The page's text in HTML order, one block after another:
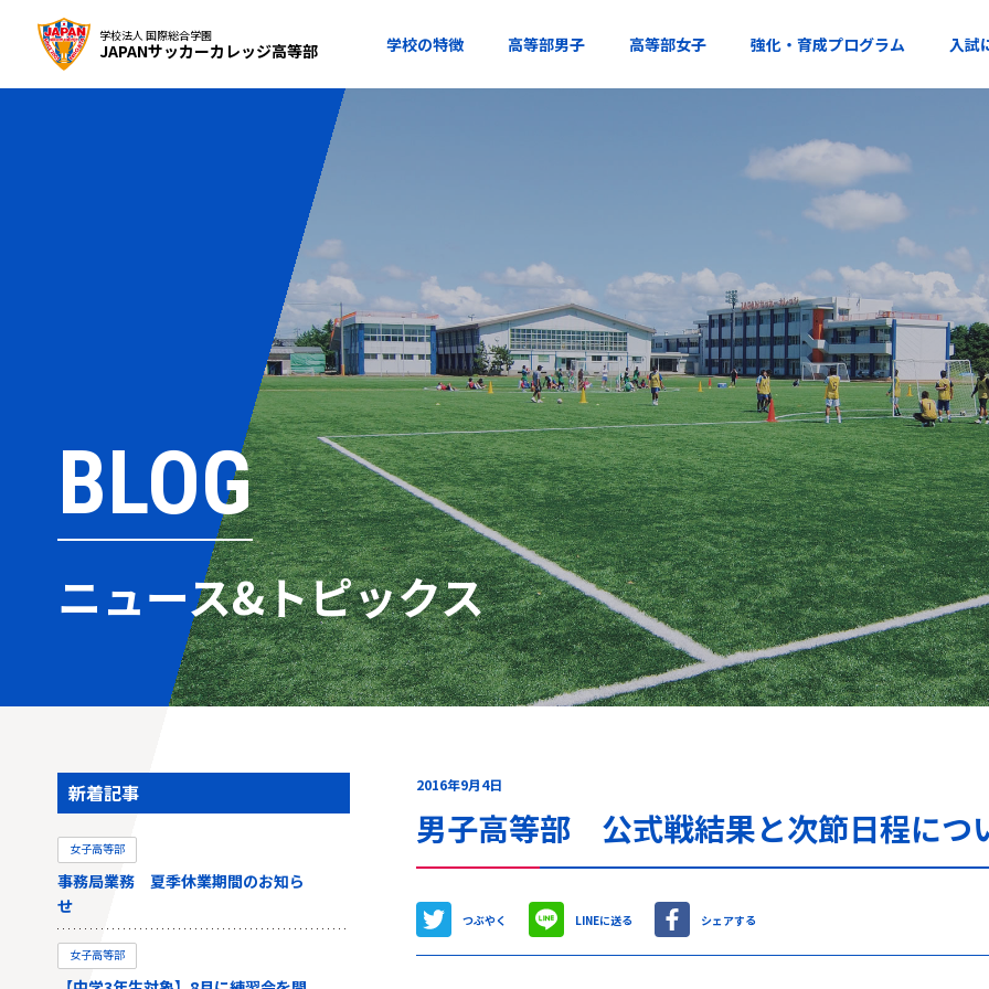
学校法人 国際総合学園
JAPANサッカーカレッジ高等部 学校の特徴 高等部男子 高等部女子 強化・育成プログラム 入試
BLOG
ニュース&トピックス
2016年9月4日
男子高等部 公式戦結果と次節日程につ
つぶやく LINEに送る シェアする
新着記事
女子高等部
事務局業務 夏季休業期間のお知ら
せ
女子高等部